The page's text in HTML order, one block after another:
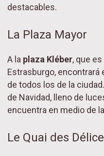
destacables.
La Plaza Mayor
A la plaza Kléber, que
Estrasburgo, encontrará
de todos los de la
de Navidad, lleno de
encuentra en medio de
Le Quai des